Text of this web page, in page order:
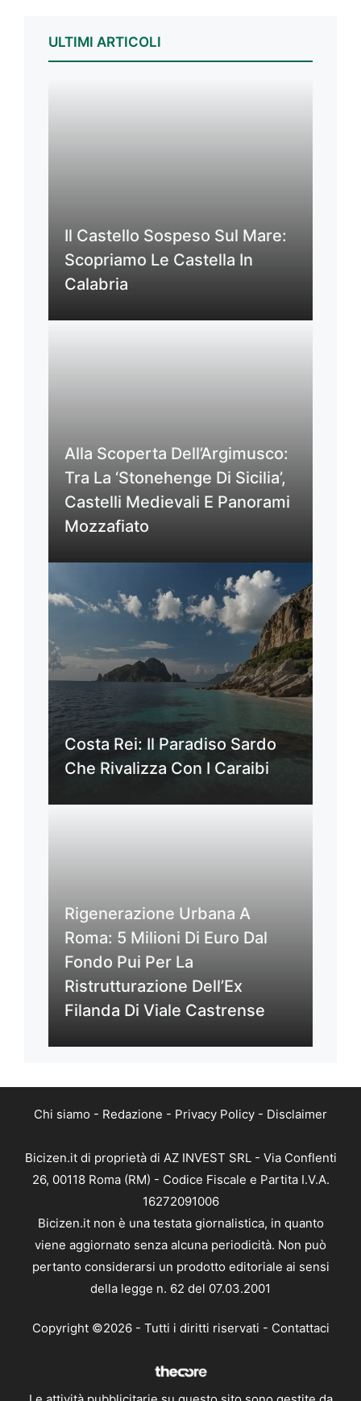
ULTIMI ARTICOLI
Il Castello Sospeso Sul Mare:
Scopriamo Le Castella In
Calabria
Alla Scoperta Dell’Argimusco:
Tra La ‘Stonehenge Di Sicilia’,
Castelli Medievali E Panorami
Mozzafiato
Costa Rei: Il Paradiso Sardo
Che Rivalizza Con I Caraibi
Rigenerazione Urbana A
Roma: 5 Milioni Di Euro Dal
Fondo Pui Per La
Ristrutturazione Dell’Ex
Filanda Di Viale Castrense
Chi siamo - Redazione - Privacy Policy - Disclaimer
Bicizen.it di proprietà di AZ INVEST SRL - Via Conflenti
26, 00118 Roma (RM) - Codice Fiscale e Partita I.V.A.
16272091006
Bicizen.it non è una testata giornalistica, in quanto
viene aggiornato senza alcuna periodicità. Non può
pertanto considerarsi un prodotto editoriale ai sensi
della legge n. 62 del 07.03.2001
Copyright ©2026 - Tutti i diritti riservati - Contattaci